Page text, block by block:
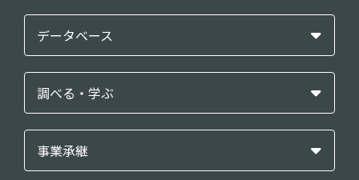
データベース
調べる・学ぶ
事業承継